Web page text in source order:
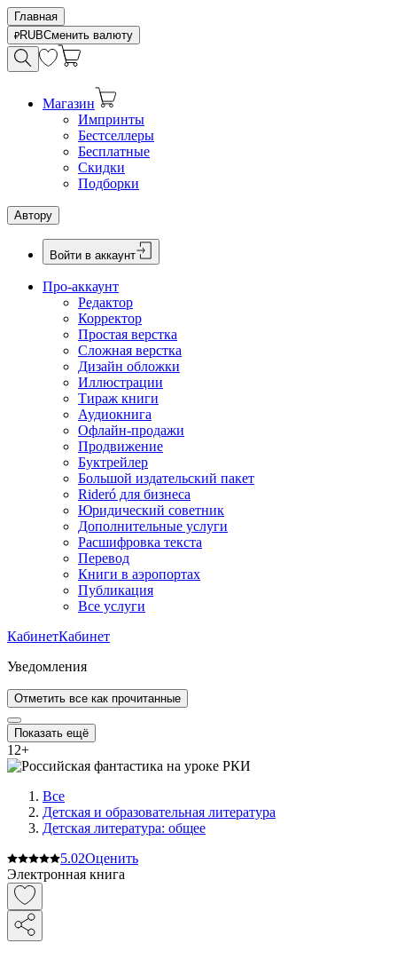
Главная
RUBСменить валюту
Магазин
Импринты
Бестселлеры
Бесплатные
Скидки
Подборки
Автору
Войти в аккаунт
Про-аккаунт
Редактор
Корректор
Простая верстка
Сложная верстка
Дизайн обложки
Иллюстрации
Тираж книги
Аудиокнига
Офлайн-продажи
Продвижение
Буктрейлер
Большой издательский пакет
Rideró для бизнеса
Юридический советник
Дополнительные услуги
Расшифровка текста
Перевод
Книги в аэропортах
Публикация
Все услуги
КабинетКабинет
Уведомления
Отметить все как прочитанные
Показать ещё
12+
Все
Детская и образовательная литература
Детская литература: общее
5.02Оценить
Электронная книга